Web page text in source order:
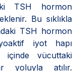
TSH hormon
Bu sıklıkla
TSH hormon
iyot hapı
vücuttaki
yoluyla atılır.